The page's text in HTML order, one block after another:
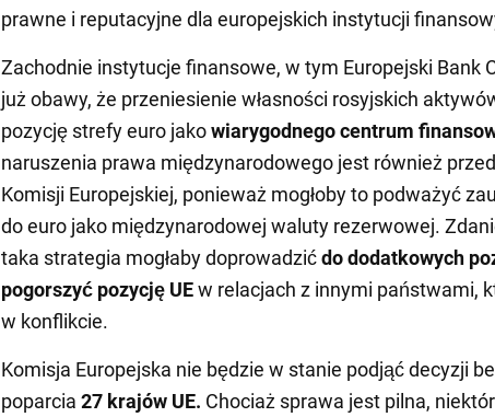
prawne i reputacyjne dla europejskich instytucji
Zachodnie instytucje finansowe, w tym Europejski Bank
już obawy, że przeniesienie własności rosyjskich
pozycję strefy euro jakowiarygodnego centrum
naruszenia prawa międzynarodowego jest również
Komisji Europejskiej, ponieważ mogłoby to podważyć
do euro jako międzynarodowej waluty rezerwowej.
taka strategia mogłaby doprowadzićdo dodatkowych
pogorszyć pozycję UEw relacjach z innymi państwami,
w konflikcie.
Komisja Europejska nie będzie w stanie podjąć decyzji
poparcia 27 krajów UE. Chociaż sprawa jest pilna,